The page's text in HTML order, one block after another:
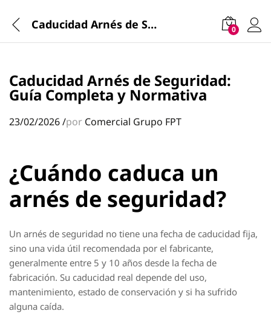
Caducidad Arnés de Seguridad: Guía Completa y Normativa 0
Caducidad Arnés de Seguridad:
Guía Completa y Normativa
23/02/2026/por Comercial Grupo FPT
¿Cuándo caduca un
arnés de seguridad?
Un arnés de seguridad no tiene una fecha de caducidad fija,
sino una vida útil recomendada por el fabricante,
generalmente entre 5 y 10 años desde la fecha de
fabricación. Su caducidad real depende del uso,
mantenimiento, estado de conservación y si ha sufrido
alguna caída.